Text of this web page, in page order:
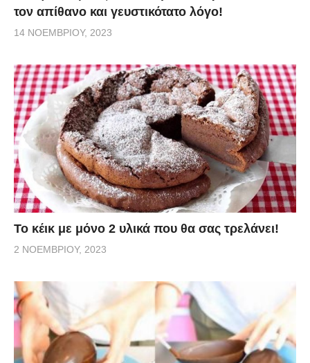
τον απίθανο και γευστικότατο λόγο!
14 ΝΟΕΜΒΡΊΟΥ, 2023
Το κέικ με μόνο 2 υλικά που θα σας τρελάνει!
2 ΝΟΕΜΒΡΊΟΥ, 2023